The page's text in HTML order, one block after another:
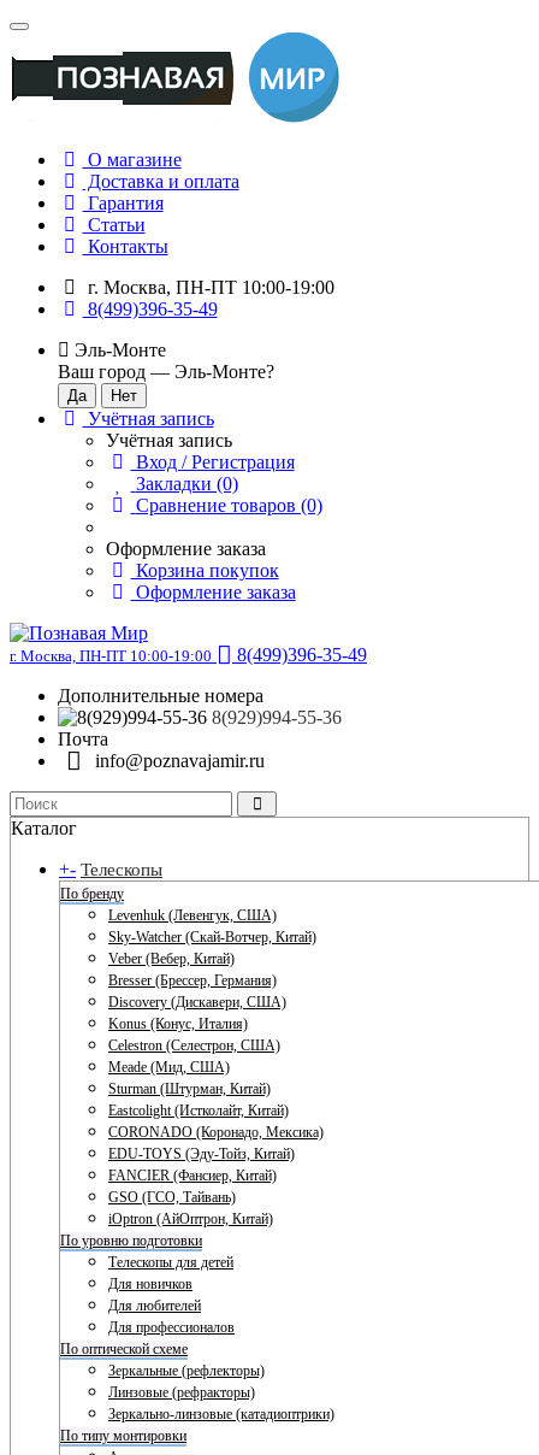
О магазине
Доставка и оплата
Гарантия
Статьи
Контакты
г. Москва, ПН-ПТ 10:00-19:00
8(499)396-35-49
Эль-Монте
Ваш город — Эль-Монте?
Учётная запись
Учётная запись
Вход / Регистрация
Закладки (0)
Сравнение товаров (0)
Оформление заказа
Корзина покупок
Оформление заказа
г. Москва, ПН-ПТ 10:00-19:00
8(499)396-35-49
Дополнительные номера
8(929)994-55-36
Почта
info@poznavajamir.ru
Каталог
+- Телескопы
По бренду
Levenhuk (Левенгук, США)
Sky-Watcher (Скай-Вотчер, Китай)
Veber (Вебер, Китай)
Bresser (Брессер, Германия)
Discovery (Дискавери, США)
Konus (Конус, Италия)
Celestron (Селестрон, США)
Meade (Мид, США)
Sturman (Штурман, Китай)
Eastcolight (Истколайт, Китай)
CORONADO (Коронадо, Мексика)
EDU-TOYS (Эду-Тойз, Китай)
FANCIER (Фансиер, Китай)
GSO (ГСО, Тайвань)
iOptron (АйОптрон, Китай)
По уровню подготовки
Телескопы для детей
Для новичков
Для любителей
Для профессионалов
По оптической схеме
Зеркальные (рефлекторы)
Линзовые (рефракторы)
Зеркально-линзовые (катадиоптрики)
По типу монтировки